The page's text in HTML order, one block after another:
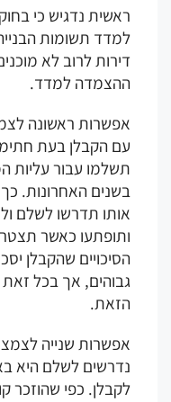
נדגיש כי בחוק לא
תשומות הבנייה, אך
לרוב לא מוכנים לקחת
למדד.
ראשונה לצמצום
הקבלן בעת חתימת
עבור עליות המדד
האחרונות. כך אתם
תדרשו לשלם ולא תהיו
כאשר תצטרכו
שהקבלן יסכים
אך בכל זאת כדאי
שנייה לצמצם את
לשלם היא
כפי שהוזכר קודם